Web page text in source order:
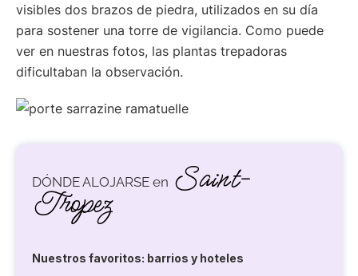
visibles dos brazos de piedra, utilizados en su día
para sostener una torre de vigilancia. Como puede
ver en nuestras fotos, las plantas trepadoras
dificultaban la observación.
DÓNDE ALOJARSE en Saint-
Tropez
Nuestros favoritos: barrios y hoteles